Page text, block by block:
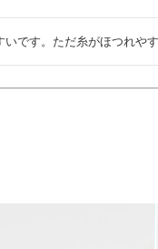
です。ただ糸がほつれや